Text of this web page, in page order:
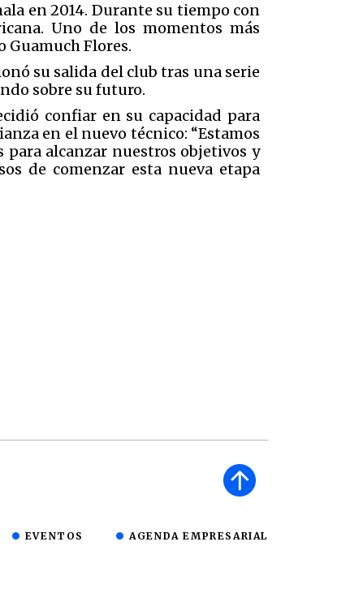
en 2014. Durante su tiempo con
Uno de los momentos más
Guamuch Flores.
su salida del club tras una serie
sobre su futuro.
confiar en su capacidad para
en el nuevo técnico: “Estamos
alcanzar nuestros objetivos y
de comenzar esta nueva etapa
EVENTOS AGENDA EMPRESARIAL